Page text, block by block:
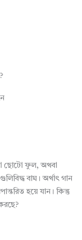
ছোটো ফুল, অথবা
বাঘ। অর্থাৎ গান
হয়ে যান। কিন্তু